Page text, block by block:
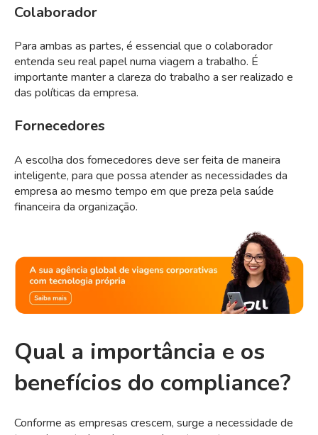
Colaborador
Para ambas as partes, é essencial que o colaborador
entenda seu real papel numa viagem a trabalho. É
importante manter a clareza do trabalho a ser realizado e
das políticas da empresa.
Fornecedores
A escolha dos fornecedores deve ser feita de maneira
inteligente, para que possa atender as necessidades da
empresa ao mesmo tempo em que preza pela saúde
financeira da organização.
Qual a importância e os
benefícios do compliance?
Conforme as empresas crescem, surge a necessidade de